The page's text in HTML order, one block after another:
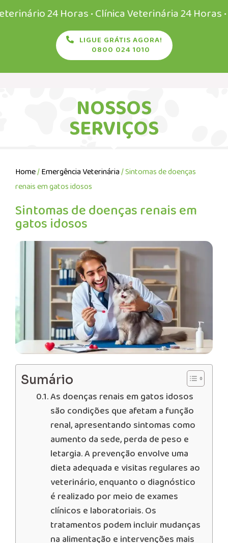
24 Horas • Clínica Veterinária 24 Horas •
LIGUE GRÁTIS AGORA!
0800 024 1010
NOSSOS
SERVIÇOS
Home/Emergência Veterinária/ Sintomas de doenças
renais em gatos idosos
Sintomas de doenças renais em
gatos idosos
Sumário
As doenças renais em gatos idosos
são condições que afetam a função
renal, apresentando sintomas como
aumento da sede, perda de peso e
letargia. A prevenção envolve uma
dieta adequada e visitas regulares ao
veterinário, enquanto o diagnóstico
é realizado por meio de exames
clínicos e laboratoriais. Os
tratamentos podem incluir mudanças
na alimentação e intervenções mais